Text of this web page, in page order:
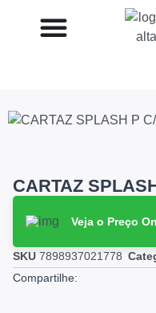
CARTAZ
Veja o Preço
SKU 7898937021778
Compartilhe: